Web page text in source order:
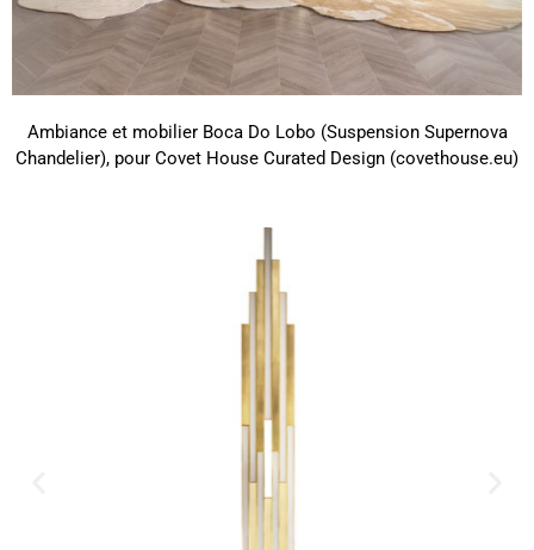
Ambiance et mobilier Boca Do Lobo (Suspension Supernova
Chandelier), pour Covet House Curated Design (covethouse.eu)